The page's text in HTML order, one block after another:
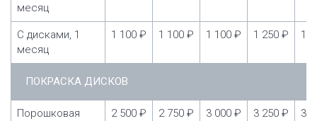
месяц
С дисками, 1
месяц
1 100 ₽ 1 100 ₽ 1 100 ₽ 1 250 ₽ 1
ПОКРАСКА ДИСКОВ
Порошковая
2 500 ₽ 2 750 ₽ 3 000 ₽ 3 250 ₽ 3